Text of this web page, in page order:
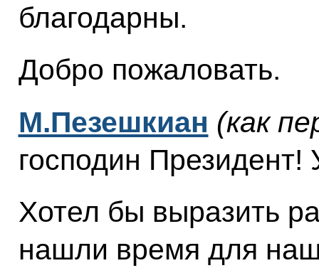
благодарны.
Добро пожаловать.
М.Пезешкиан (как
господин
Хотел бы выразить
нашли время для